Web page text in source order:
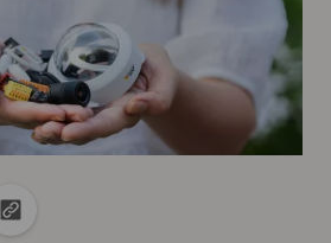
Linkedin
dans X
Copier url dans le presse-papiers